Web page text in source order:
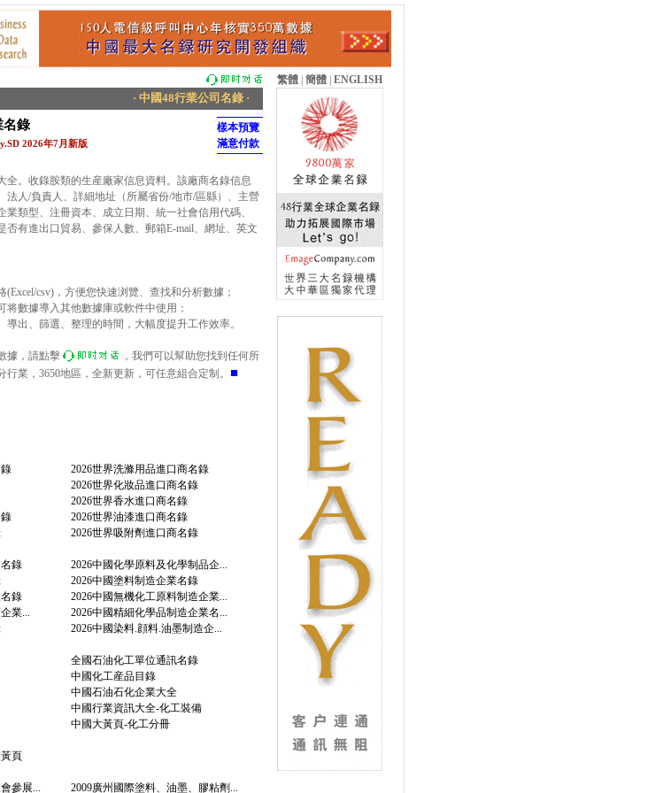
繁體 簡體 ENGLISH
· 中國48行業公司名錄 ·
名錄
2026年7月新版
樣本預覽
滿意付款
全。收錄胺類的生産廠家信息資料。該廠商名錄信息
法人/負責人、詳細地址（所屬省份/地市/區縣）、主營
業類型、注冊資本、成立日期、統一社會信用代碼、
否有進出口貿易、參保人數、郵箱E-mail、網址、英文
csv)，方便您快速浏覽、查找和分析數據；
将數據導入其他數據庫或軟件中使用；
導出、篩選、整理的時間，大幅度提升工作效率。
據，請點擊
，我們可以幫助您找到任何所
行業，3650地區，全新更新，可任意組合定制。 ■
2026世界洗滌用品進口商名錄
2026世界化妝品進口商名錄
2026世界香水進口商名錄
2026世界油漆進口商名錄
2026世界吸附劑進口商名錄
錄
2026中國化學原料及化學制品企...
2026中國塗料制造企業名錄
錄
2026中國無機化工原料制造企業...
業...
2026中國精細化學品制造企業名...
2026中國染料.顔料.油墨制造企...
全國石油化工單位通訊名錄
中國化工産品目錄
中國石油石化企業大全
中國行業資訊大全-化工裝備
中國大黃頁-化工分冊
頁
參展...
2009廣州國際塗料、油墨、膠粘劑...